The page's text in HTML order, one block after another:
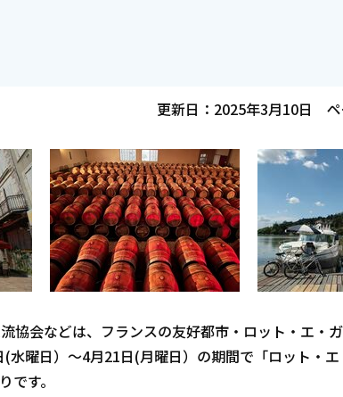
更新日：2025年3月10日
協会などは、フランスの友好都市・ロット・エ・
水曜日）～4月21日(月曜日）の期間で「ロット・
です。